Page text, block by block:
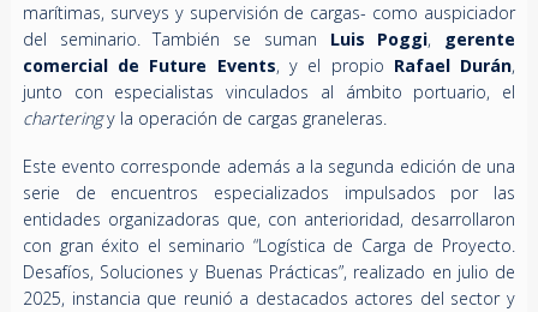
marítimas, surveys y supervisión de cargas- como auspiciador
del seminario. También se suman Luis Poggi, gerente
comercial de Future Events, y el propio Rafael Durán,
junto con especialistas vinculados al ámbito portuario, el
charteringy la operación de cargas graneleras.
Este evento corresponde además a la segunda edición de una
serie de encuentros especializados impulsados por las
entidades organizadoras que, con anterioridad, desarrollaron
con gran éxito el seminario “Logística de Carga de Proyecto.
Desafíos, Soluciones y Buenas Prácticas”, realizado en julio de
2025, instancia que reunió a destacados actores del sector y